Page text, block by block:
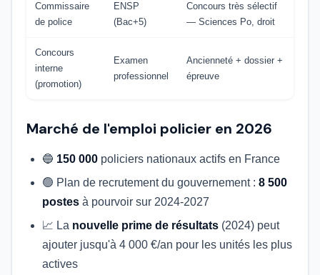
Commissaire
de police
ENSP
(Bac+5)
Concours très sélectif
— Sciences Po, droit
Concours
interne
(promotion)
Examen
professionnel
Ancienneté + dossier +
épreuve
Marché de l'emploi policier en 2026
🔵 150 000 policiers nationaux actifs en France
🟢 Plan de recrutement du gouvernement : 8 500
postes à pourvoir sur 2024-2027
📈 La nouvelle prime de résultats (2024) peut
ajouter jusqu'à 4 000 €/an pour les unités les plus
actives